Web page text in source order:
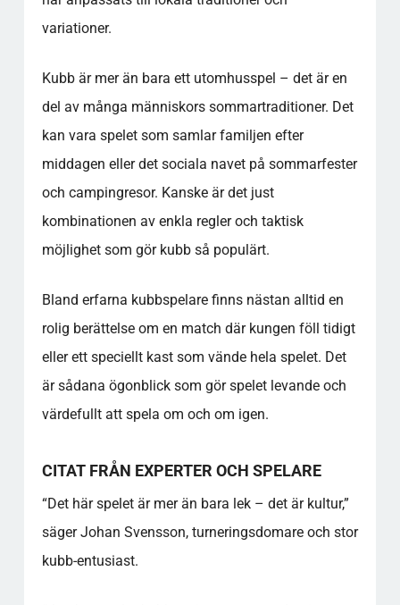
variationer.
Kubb är mer än bara ett utomhusspel – det är en
del av många människors sommartraditioner. Det
kan vara spelet som samlar familjen efter
middagen eller det sociala navet på sommarfester
och campingresor. Kanske är det just
kombinationen av enkla regler och taktisk
möjlighet som gör kubb så populärt.
Bland erfarna kubbspelare finns nästan alltid en
rolig berättelse om en match där kungen föll tidigt
eller ett speciellt kast som vände hela spelet. Det
är sådana ögonblick som gör spelet levande och
värdefullt att spela om och om igen.
CITAT FRÅN EXPERTER OCH SPELARE
“Det här spelet är mer än bara lek – det är kultur,”
säger Johan Svensson, turneringsdomare och stor
kubb-entusiast.